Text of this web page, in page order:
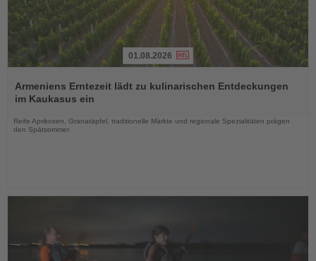
Sie
die
01.08.2026
Armeniens Erntezeit lädt zu kulinarischen Entdeckungen
im Kaukasus ein
Reife Aprikosen, Granatäpfel, traditionelle Märkte und regionale Spezialitäten prägen
den Spätsommer